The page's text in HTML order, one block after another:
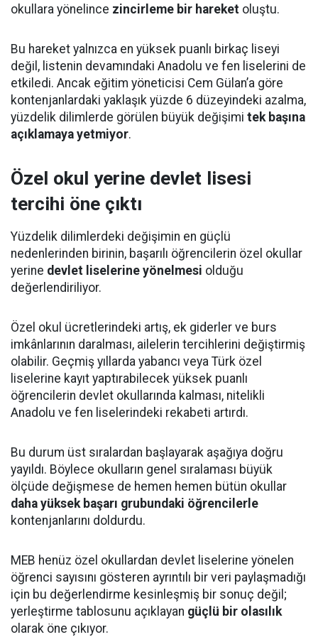
okullara yönelince zincirleme bir hareket oluştu.
Bu hareket yalnızca en yüksek puanlı birkaç liseyi
değil, listenin devamındaki Anadolu ve fen liselerini de
etkiledi. Ancak eğitim yöneticisi Cem Gülan’a göre
kontenjanlardaki yaklaşık yüzde 6 düzeyindeki azalma,
yüzdelik dilimlerde görülen büyük değişimi tek başına
açıklamaya yetmiyor.
Özel okul yerine devlet lisesi
tercihi öne çıktı
Yüzdelik dilimlerdeki değişimin en güçlü
nedenlerinden birinin, başarılı öğrencilerin özel okullar
yerine devlet liselerine yönelmesi olduğu
değerlendiriliyor.
Özel okul ücretlerindeki artış, ek giderler ve burs
imkânlarının daralması, ailelerin tercihlerini değiştirmiş
olabilir. Geçmiş yıllarda yabancı veya Türk özel
liselerine kayıt yaptırabilecek yüksek puanlı
öğrencilerin devlet okullarında kalması, nitelikli
Anadolu ve fen liselerindeki rekabeti artırdı.
Bu durum üst sıralardan başlayarak aşağıya doğru
yayıldı. Böylece okulların genel sıralaması büyük
ölçüde değişmese de hemen hemen bütün okullar
daha yüksek başarı grubundaki öğrencilerle
kontenjanlarını doldurdu.
MEB henüz özel okullardan devlet liselerine yönelen
öğrenci sayısını gösteren ayrıntılı bir veri paylaşmadığı
için bu değerlendirme kesinleşmiş bir sonuç değil;
yerleştirme tablosunu açıklayan güçlü bir olasılık
olarak öne çıkıyor.